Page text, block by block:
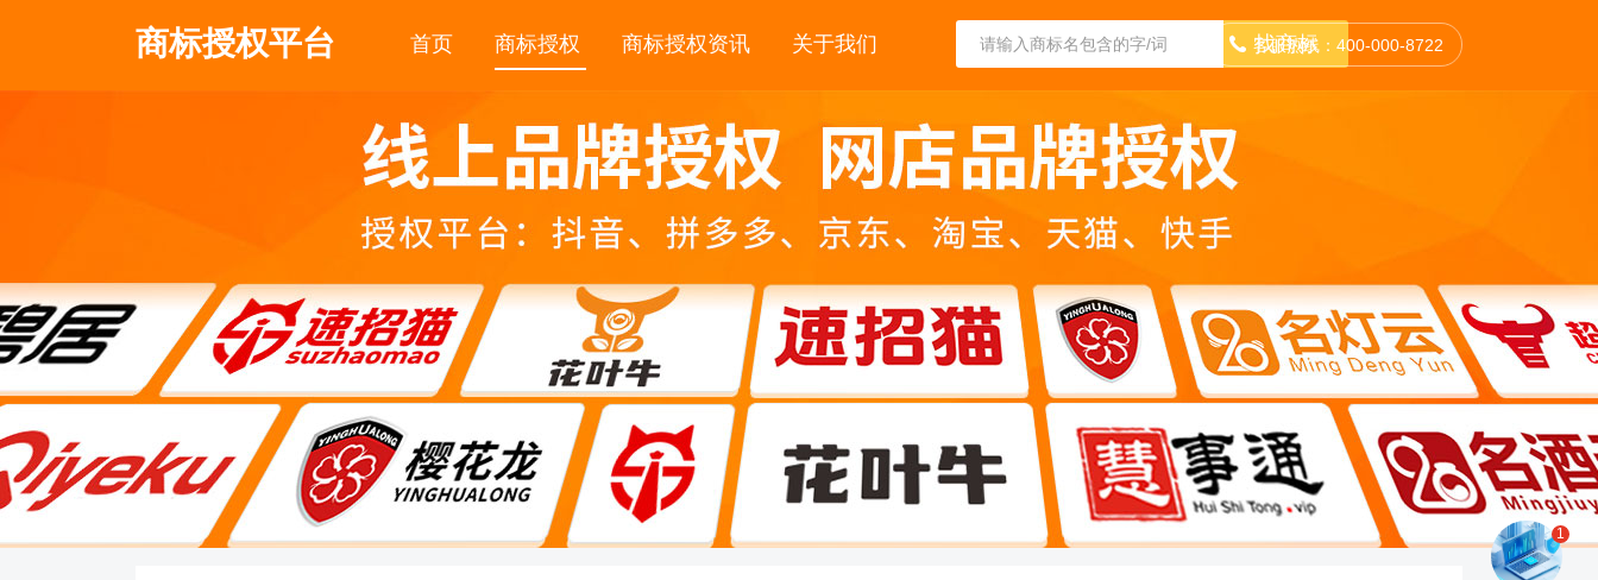
商标授权平台 首页 商标授权 商标授权资讯 关于我们 找商标
客服热线：400-000-8722
1